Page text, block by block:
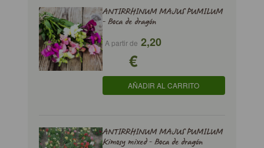
ANTIRRHINUM MAJUS PUMILUM
- Boca de dragón
A partir de 2,20
€
AÑADIR AL CARRITO
ANTIRRHINUM MAJUS PUMILUM
Kimosy mixed - Boca de dragón